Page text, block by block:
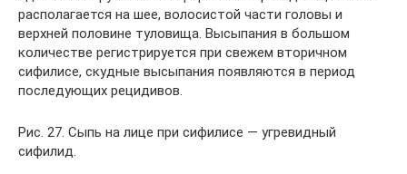
располагается на шее, волосистой части головы и
верхней половине туловища. Высыпания в большом
количестве регистрируется при свежем вторичном
сифилисе, скудные высыпания появляются в период
последующих рецидивов.
Рис. 27. Сыпь на лице при сифилисе — угревидный
сифилид.